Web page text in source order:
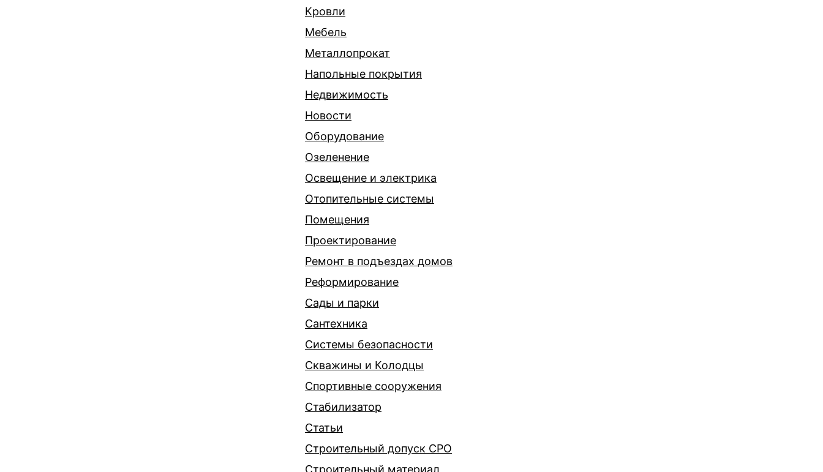
Кровли
Мебель
Металлопрокат
Напольные покрытия
Недвижимость
Новости
Оборудование
Озеленение
Освещение и электрика
Отопительные системы
Помещения
Проектирование
Ремонт в подъездах домов
Реформирование
Сады и парки
Сантехника
Системы безопасности
Скважины и Колодцы
Спортивные сооружения
Стабилизатор
Статьи
Строительный допуск СРО
Строительный материал